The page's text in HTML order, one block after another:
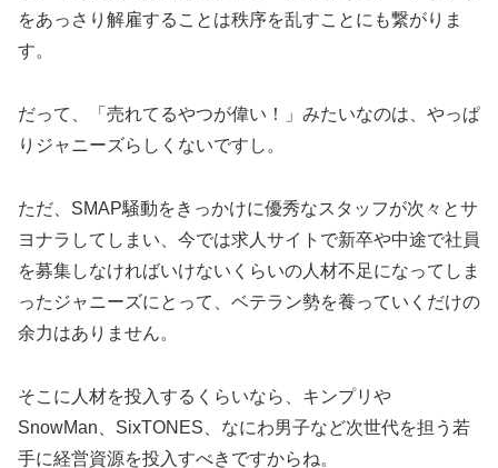
をあっさり解雇することは秩序を乱すことにも繋がりま
す。
だって、「売れてるやつが偉い！」みたいなのは、やっぱ
りジャニーズらしくないですし。
ただ、SMAP騒動をきっかけに優秀なスタッフが次々とサ
ヨナラしてしまい、今では求人サイトで新卒や中途で社員
を募集しなければいけないくらいの人材不足になってしま
ったジャニーズにとって、ベテラン勢を養っていくだけの
余力はありません。
そこに人材を投入するくらいなら、キンプリや
SnowMan、SixTONES、なにわ男子など次世代を担う若
手に経営資源を投入すべきですからね。